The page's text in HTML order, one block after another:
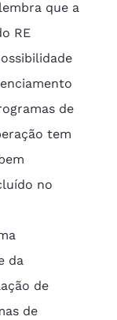
que a
RE
de
tem
no
da
de
de